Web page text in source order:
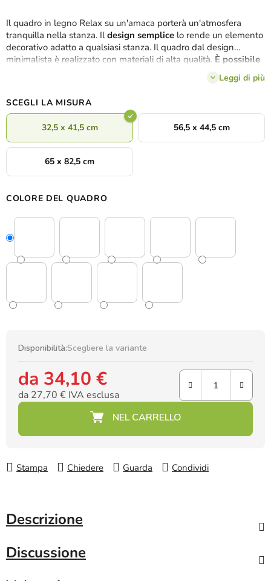
Il quadro in legno Relax su un'amaca porterà un'atmosfera
tranquilla nella stanza. Ildesign semplice lo rende un elemento
decorativo adatto a qualsiasi stanza. Il quadro dal design
minimalista è realizzato con materiali di alta qualità. È possibile
Leggi di più
SCEGLI LA MISURA
32,5 x 41,5 cm 56,5 x 44,5 cm
65 x 82,5 cm
COLORE DEL QUADRO
Disponibilità:Scegliere la variante
da 34,10 €
da 27,70 € IVA esclusa
Prezzo della misura:
Stampa Chiedere Guarda Condividi
Descrizione
Discussione